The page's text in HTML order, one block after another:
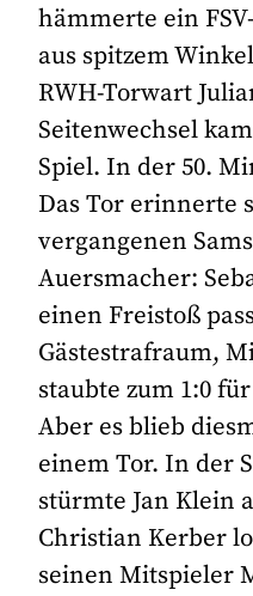
hämmerte ein
aus spitzem
RWH-Torwart
Seitenwechsel
Spiel. In der 50.
Das Tor erinnerte
vergangenen
Auersmacher:
einen Freistoß
Gästestrafraum,
staubte zum 1:0
Aber es blieb
einem Tor. In der
stürmte Jan Klein
Christian Kerber
seinen Mitspieler